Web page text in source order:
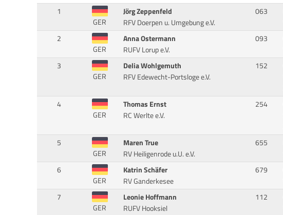
1
GER
Jörg Zeppenfeld
RFV Doerpen u. Umgebung e.V.
063
2
GER
Anna Ostermann
RUFV Lorup e.V.
093
3
GER
Delia Wohlgemuth
RFV Edewecht-Portsloge e.V.
152
4
GER
Thomas Ernst
RC Werlte e.V.
254
5
GER
Maren True
RV Heiligenrode u.U. e.V.
655
6
GER
Katrin Schäfer
RV Ganderkesee
679
7
GER
Leonie Hoffmann
RUFV Hooksiel
112